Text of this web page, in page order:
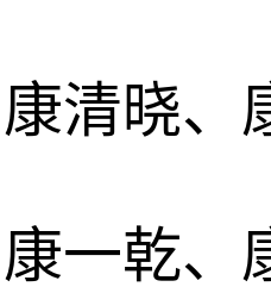
清晓、
一乾、